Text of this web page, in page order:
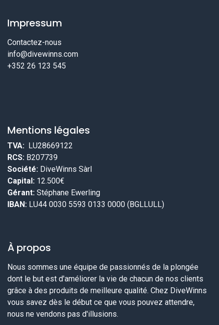
Impressum
Contactez-nous
info@divewinns.com
+352 26 123 545
Mentions légales
TVA: LU28669122
RCS: B207739
Société: DiveWinns Sàrl
Capital: 12.500€
Gérant: Stéphane Ewerling
IBAN: LU44 0030 5593 0133 0000 (BGLLULL)
À propos
Nous sommes une équipe de passionnés de la plongée
dont le but est d'améliorer la vie de chacun de nos clients
grâce à des produits de meilleure qualité. Chez DiveWinns
vous savez dès le début ce que vous pouvez attendre,
nous ne vendons pas d'illusions.